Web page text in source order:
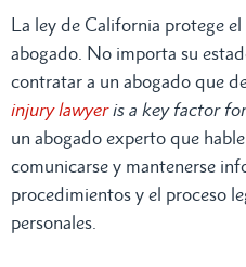
La ley de California protege
abogado. No importa su
contratar a un abogado que
injury lawyeris a key factor
un abogado experto que
comunicarse y mantenerse
procedimientos y el proceso
personales.